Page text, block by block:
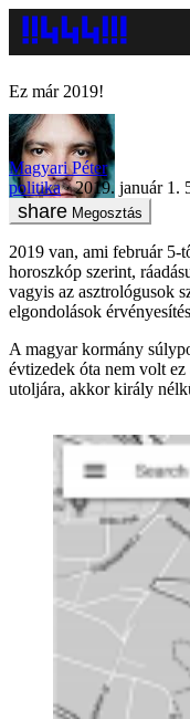
Ez már 2019!
Magyari Péter
politika
2019. január 1.
Megosztás
2019 van, ami február 5-
horoszkóp szerint,
vagyis az asztrológusok
elgondolások
A magyar kormány
évtizedek óta nem volt
utoljára, akkor király